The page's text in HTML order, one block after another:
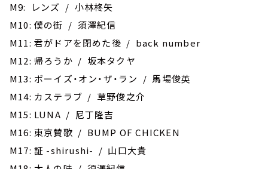
M9: レンズ / 小林柊矢
M10: 僕の街 / 須澤紀信
M11: 君がドアを閉めた後 / back number
M12: 帰ろうか / 坂本タクヤ
M13: ボーイズ・オン・ザ・ラン / 馬場俊英
M14: カステラブ / 草野俊之介
M15: LUNA / 尼丁隆吉
M16: 東京賛歌 / BUMP OF CHICKEN
M17: 証 -shirushi- / 山口大貴